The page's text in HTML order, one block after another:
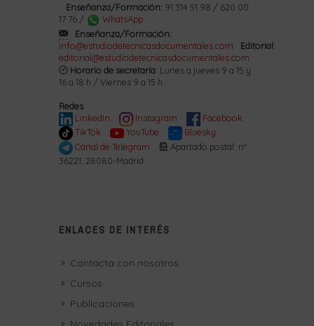
Enseñanza/Formación: 91 314 51 98 / 620 00
17 76 /
WhatsApp
Enseñanza/Formación:
info@estudiodetecnicasdocumentales.com
Editorial:
editorial@estudiodetecnicasdocumentales.com
Horario de secretaría: Lunes a jueves 9 a 15 y
16 a 18 h / Viernes 9 a 15 h.
Redes
LinkedIn
Instagram
Facebook
TikTok
YouTube
Bluesky
Canal de Telegram
Apartado postal: nº
36221. 28080-Madrid
ENLACES DE INTERÉS
Contacta con nosotros
Cursos
Publicaciones